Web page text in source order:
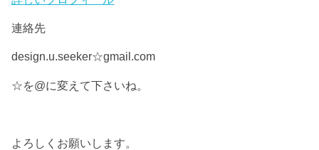
連絡先
design.u.seeker☆gmail.com
☆を@に変えて下さいね。
よろしくお願いします。